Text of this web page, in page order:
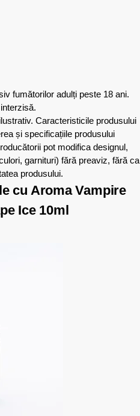
fumătorilor adulți peste 18 ani.
Caracteristicile produsului
și specificațiile produsului
pot modifica designul,
garnituri) fără preaviz, fără ca
produsului.
cu Aroma Vampire
Ice 10ml